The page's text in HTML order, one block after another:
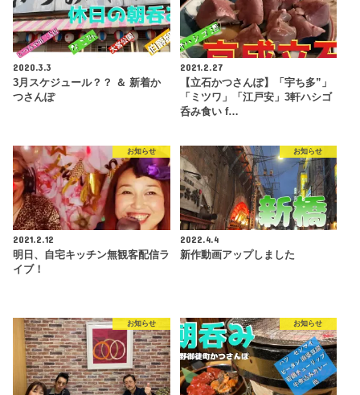
2020.3.3
3月スケジュール？？ ＆ 新着か
つさんぽ
2021.2.27
【立石かつさんぽ】「宇ち多”」
「ミツワ」「江戸安」3軒ハシゴ
呑み食い f…
お知らせ
2021.2.12
明日、自宅キッチン無観客配信ラ
イブ！
お知らせ
2022.4.4
新作動画アップしました
お知らせ お知らせ